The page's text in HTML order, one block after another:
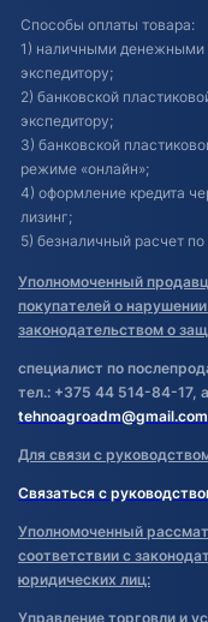
Способы оплаты товара:
1) наличными денежными
экспедитору;
2) банковской
экспедитору;
3) банковской
режиме «онлайн»;
4) оформление кредита
лизинг;
5) безналичный расчет по
Уполномоченный
покупателей о
законодательством о
специалист по
тел.: +375 44 514-84-17,
tehnoagroadm@gmail.com
Для связи с
Связаться с
Уполномоченный
соответствии с
юридических лиц:
Управление торговли и